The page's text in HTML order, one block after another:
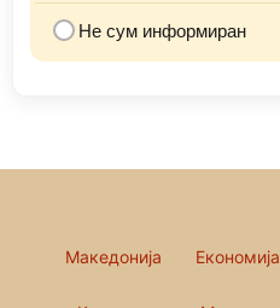
Не сум информиран
Македонија Економија